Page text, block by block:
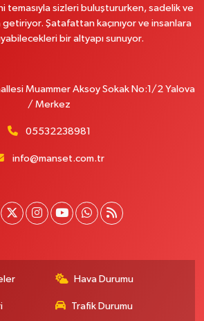
temasıyla sizleri buluştururken, sadelik ve
Şatafattan kaçınıyor ve insanlara
bir altyapı sunuyor.
Muammer Aksoy Sokak No:1/2 Yalova
/ Merkez
05532238981
info@manset.com.tr
Hava Durumu
Trafik Durumu